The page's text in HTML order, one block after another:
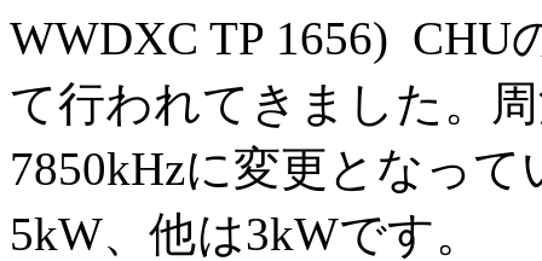
WWDXC TP 1656) CHU
て行われてきました。
7850kHzに変更となっ
5kW、他は3kWです。